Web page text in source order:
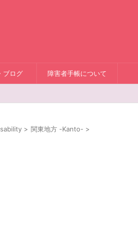
ブログ 障害者手帳について
> 関東地方 -Kanto- >